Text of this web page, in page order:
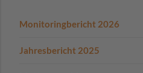
Monitoringbericht 2026
Jahresbericht 2025